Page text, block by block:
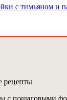
с тимьяном и
рецепты